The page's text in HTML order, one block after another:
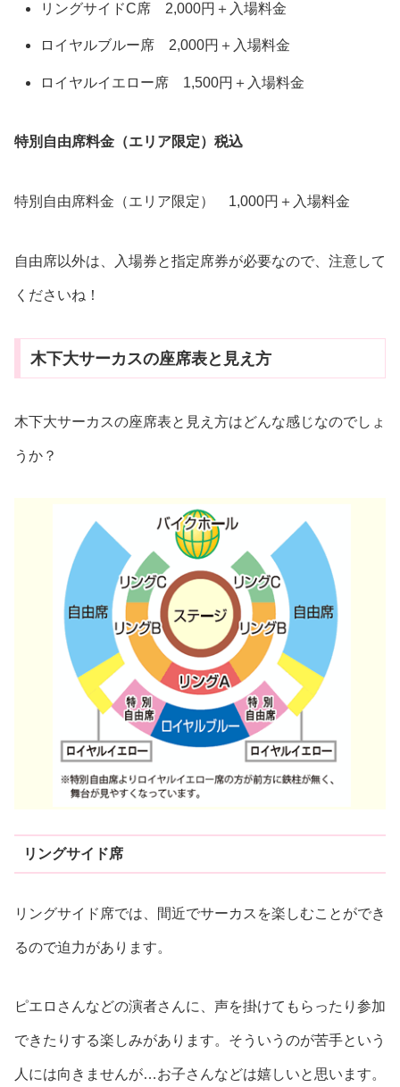
リングサイドC席 2,000円＋入場料金
ロイヤルブルー席 2,000円＋入場料金
ロイヤルイエロー席 1,500円＋入場料金
特別自由席料金（エリア限定）税込
特別自由席料金（エリア限定） 1,000円＋入場料金
自由席以外は、入場券と指定席券が必要なので、注意して
くださいね！
木下大サーカスの座席表と見え方
木下大サーカスの座席表と見え方はどんな感じなのでしょ
うか？
リングサイド席
リングサイド席では、間近でサーカスを楽しむことができ
るので迫力があります。
ピエロさんなどの演者さんに、声を掛けてもらったり参加
できたりする楽しみがあります。そういうのが苦手という
人には向きませんが…お子さんなどは嬉しいと思います。